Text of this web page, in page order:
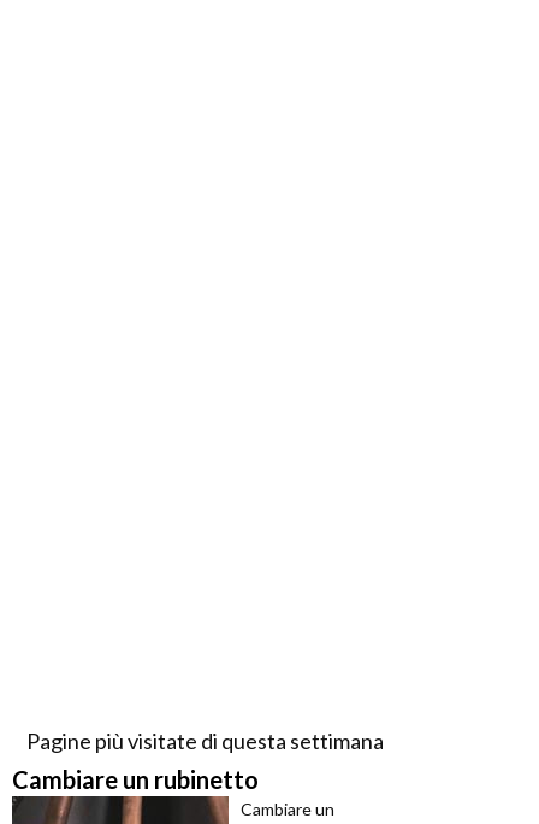
Pagine più visitate di questa settimana
Cambiare un rubinetto
Cambiare un